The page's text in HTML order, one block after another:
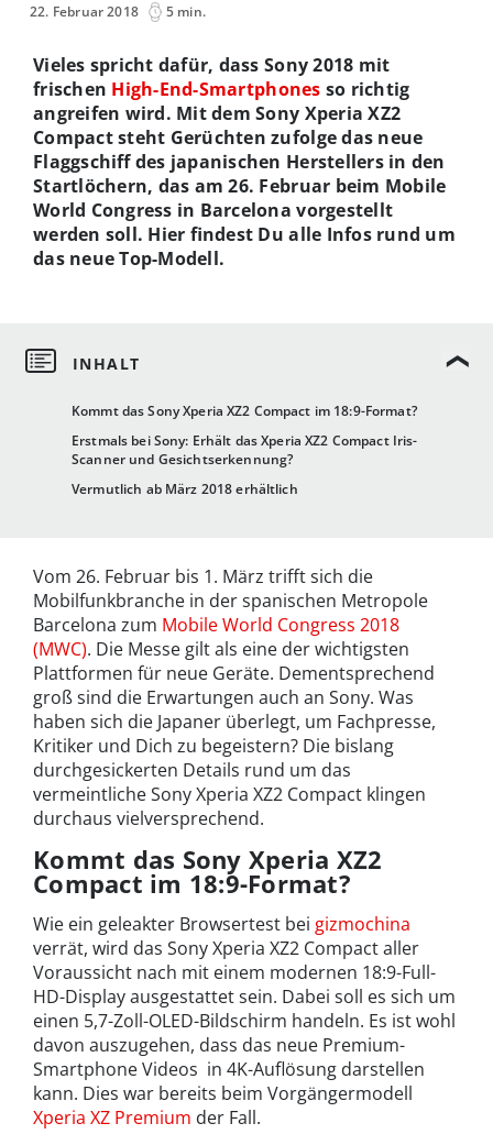
22. Februar 2018 5 min.
Kommt das Sony Xperia XZ2 Compact im 18:9-Format?
Erstmals bei Sony: Erhält das Xperia XZ2 Compact Iris-
Scanner und Gesichtserkennung?
Vermutlich ab März 2018 erhältlich
Vieles spricht dafür, dass Sony 2018 mit
frischen High-End-Smartphones so richtig
angreifen wird. Mit dem Sony Xperia XZ2
Compact steht Gerüchten zufolge das neue
Flaggschiff des japanischen Herstellers in den
Startlöchern, das am 26. Februar beim Mobile
World Congress in Barcelona vorgestellt
werden soll. Hier findest Du alle Infos rund um
das neue Top-Modell.
Vom 26. Februar bis 1. März trifft sich die
Mobilfunkbranche in der spanischen Metropole
Barcelona zum Mobile World Congress 2018
(MWC). Die Messe gilt als eine der wichtigsten
Plattformen für neue Geräte. Dementsprechend
groß sind die Erwartungen auch an Sony. Was
haben sich die Japaner überlegt, um Fachpresse,
Kritiker und Dich zu begeistern? Die bislang
durchgesickerten Details rund um das
vermeintliche Sony Xperia XZ2 Compact klingen
durchaus vielversprechend.
Kommt das Sony Xperia XZ2
Compact im 18:9-Format?
Wie ein geleakter Browsertest bei gizmochina
verrät, wird das Sony Xperia XZ2 Compact aller
Voraussicht nach mit einem modernen 18:9-Full-
HD-Display ausgestattet sein. Dabei soll es sich um
einen 5,7-Zoll-OLED-Bildschirm handeln. Es ist wohl
davon auszugehen, dass das neue Premium-
Smartphone Videos in 4K-Auflösung darstellen
kann. Dies war bereits beim Vorgängermodell
Xperia XZ Premium der Fall.